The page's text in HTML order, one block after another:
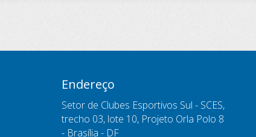
Endereço
Setor de Clubes Esportivos Sul - SCES,
trecho 03, lote 10, Projeto Orla Polo 8
- Brasília - DF